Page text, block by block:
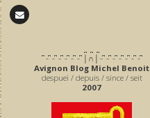
͆ ̵ ͆ ̵ ͆ ̵ ͆ ̵ ͆ ̵ ͆ ̵ ͆ │∩│ ̵ ͆ ̵ ͆ ̵ ͆ ̵ ͆ ̵ ͆ ̵ ͆ ̵ ͆
Avignon Blog Michel Benoit
despuei / depuis / since / seit
2007